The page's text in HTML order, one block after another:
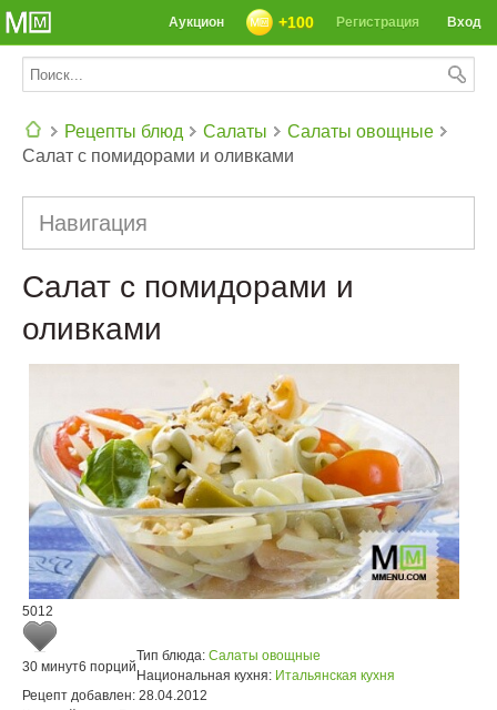
Вход
Регистрация
+100
Аукцион
Рецепты блюд Салаты
Салаты овощные
Салат с помидорами и оливками
Навигация
Салат с помидорами и
оливками
5012
30 минут6 порций
Тип блюда: Салаты овощные
Национальная кухня: Итальянская кухня
Рецепт добавлен: 28.04.2012